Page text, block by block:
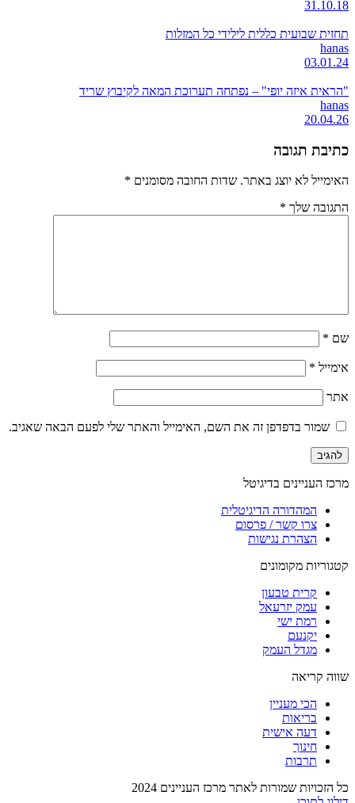
31.10.18
תחזית שבועית כללית לילידי כל המזלות
hanas
03.01.24
"הראית איזה יופי" – נפתחה תערוכת המאה לקיבוץ שריד
hanas
20.04.26
כתיבת תגובה
האימייל לא יוצג באתר. שדות החובה מסומנים *
התגובה שלך *
שם *
אימייל *
אתר
שמור בדפדפן זה את השם, האימייל והאתר שלי לפעם הבאה שאגיב.
מרכז העניינים בדיגיטל
המהדורה הדיגיטלית
צרו קשר / פרסום
הצהרת נגישות
קטגוריות מקומונים
קרית טבעון
עמק יזרעאל
רמת ישי
יקנעם
מגדל העמק
שווה קריאה
הכי מעניין
בריאות
דעה אישית
חינוך
תרבות
כל הזכויות שמורות לאתר מרכז העניינים 2024